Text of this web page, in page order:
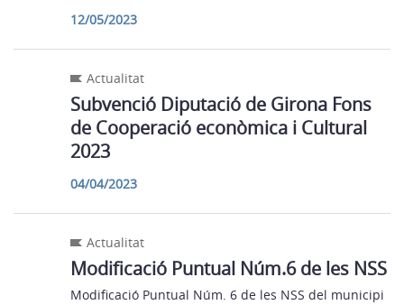
12/05/2023
Actualitat
Subvenció Diputació de Girona Fons
de Cooperació econòmica i Cultural
2023
04/04/2023
Actualitat
Modificació Puntual Núm.6 de les NSS
Modificació Puntual Núm. 6 de les NSS del municipi